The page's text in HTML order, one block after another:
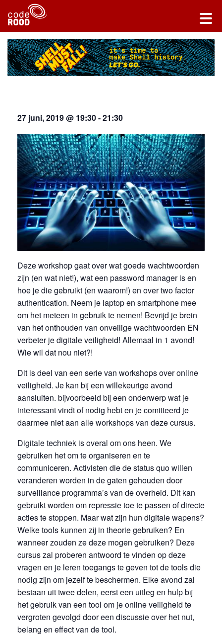
27 juni, 2019 @ 19:30-21:30
Deze workshop gaat over wat goede wachtwoorden
zijn (en wat niet!), wat een password manager is en
hoe je die gebruikt (en waarom!) en over two factor
authentication. Neem je laptop en smartphone mee
om het meteen in gebruik te nemen! Bevrijd je brein
van het onthouden van onveilige wachtwoorden EN
verbeter je digitale veiligheid! Allemaal in 1 avond!
Wie wil dat nou niet?!
Dit is deel van een serie van workshops over online
veiligheid. Je kan bij een willekeurige avond
aansluiten. bijvoorbeeld bij een onderwerp wat je
interessant vindt of nodig hebt en je comitteerd je
daarmee niet aan alle workshops van deze cursus.
Digitale techniek is overal om ons heen. We
gebruiken het om te organiseren en te
communiceren. Activisten die de status quo willen
veranderen worden in de gaten gehouden door
surveillance programma’s van de overheid. Dit kan
gebruikt worden om repressie toe te passen of directe
acties te stoppen. Maar wat zijn hun digitale wapens?
Welke tools kunnen zij in theorie gebruiken? En
wanneer zouden ze deze mogen gebruiken? Deze
cursus zal proberen antwoord te vinden op deze
vragen en je leren toegangs te geven tot de tools die
nodig zijn om jezelf te beschermen. Elke avond zal
bestaan uit twee delen, eerst een uitleg en hulp bij
het gebruik van een tool om je online veiligheid te
vergroten gevolgd door een discussie over het nut,
belang en effect van de tool.